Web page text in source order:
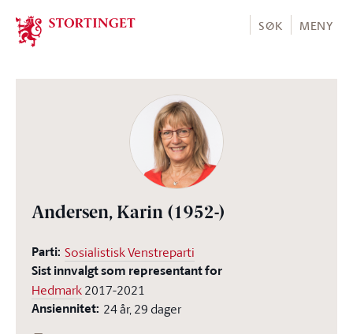
Stortinget.no
SØK MENY
Andersen, Karin (1952-)
Parti: Sosialistisk Venstreparti
Sist innvalgt som representant for
Hedmark2017-2021
Ansiennitet: 24 år, 29 dager